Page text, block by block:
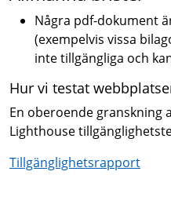
Några pdf-dokument
(exempelvis vissa
inte tillgängliga och
Hur vi testat
En oberoende granskning
Lighthouse
Tillgänglighetsrapport